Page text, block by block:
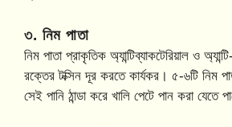
৩. নিম পাতা
নিম পাতা প্রাকৃতিক অ্যান্টিব্যাকটেরিয়াল ও
রক্তের টক্সিন দূর করতে কার্যকর। ৫-৬টি নিম
সেই পানি ঠান্ডা করে খালি পেটে পান করা যেতে